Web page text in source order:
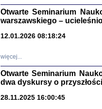
Otwarte Seminarium
warszawskiego –
12.01.2026 08:18:24
więcej...
Otwarte Seminarium
dwa dyskursy o
28.11.2025 16:00:45